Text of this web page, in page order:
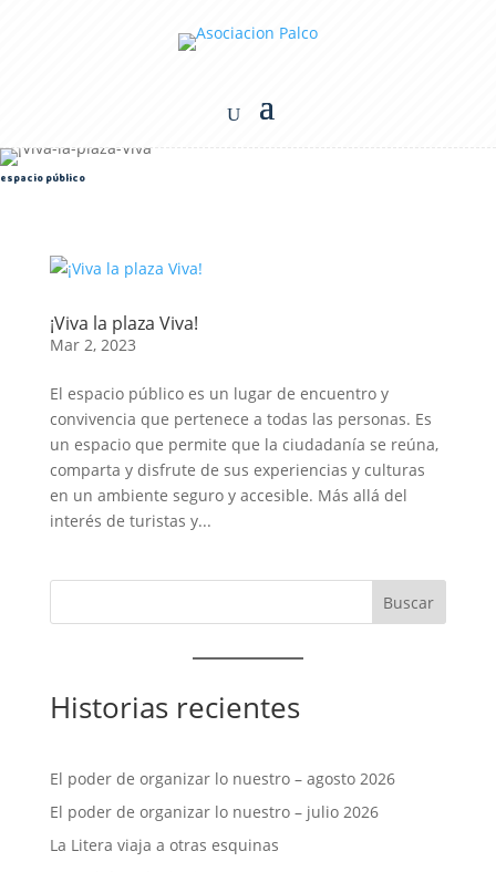
espacio público
¡Viva la plaza Viva!
Mar 2, 2023
El espacio público es un lugar de encuentro y
convivencia que pertenece a todas las personas. Es
un espacio que permite que la ciudadanía se reúna,
comparta y disfrute de sus experiencias y culturas
en un ambiente seguro y accesible. Más allá del
interés de turistas y...
Historias recientes
El poder de organizar lo nuestro – agosto 2026
El poder de organizar lo nuestro – julio 2026
La Litera viaja a otras esquinas